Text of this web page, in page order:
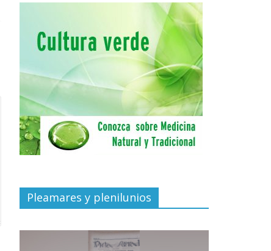
Pleamares y plenilunios